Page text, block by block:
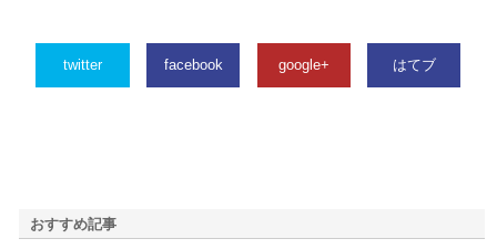
twitter facebook google+ はてブ
おすすめ記事